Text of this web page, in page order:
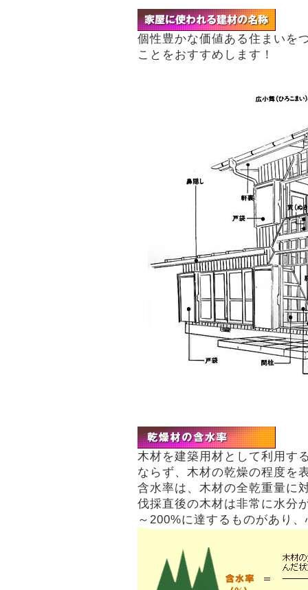
個性豊かな価値ある住まいを
ことをおすすめします！
木材を建築用材として利用す
ならず、木材の乾燥の程度を
含水率は、木材の全乾重量に
伐採直後の木材は非常に水分
～200%に達するものがあり